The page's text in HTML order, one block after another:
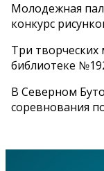
Молодежная
конкурс
Три творческих
библиотеке
В Северном
соревнования